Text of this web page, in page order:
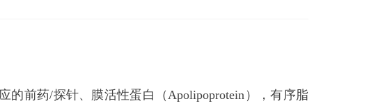
前药/探针、膜活性蛋白（Apolipoprotein），有序脂